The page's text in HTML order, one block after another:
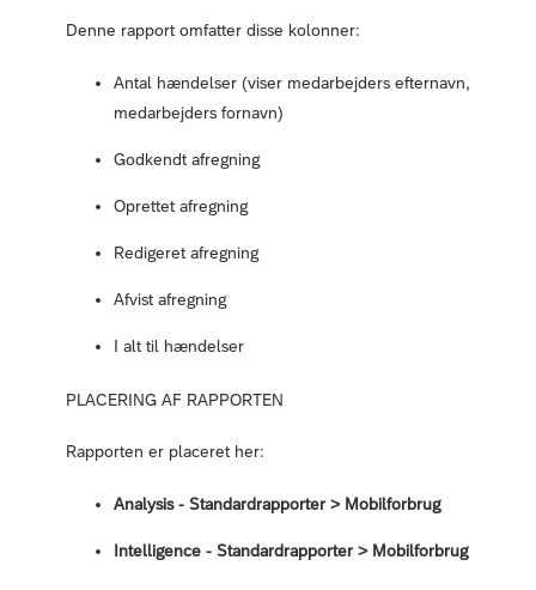
Denne rapport omfatter disse kolonner:
Antal hændelser (viser medarbejders efternavn,
medarbejders fornavn)
Godkendt afregning
Oprettet afregning
Redigeret afregning
Afvist afregning
I alt til hændelser
PLACERING AF RAPPORTEN
Rapporten er placeret her:
Analysis - Standardrapporter > Mobilforbrug
Intelligence - Standardrapporter > Mobilforbrug